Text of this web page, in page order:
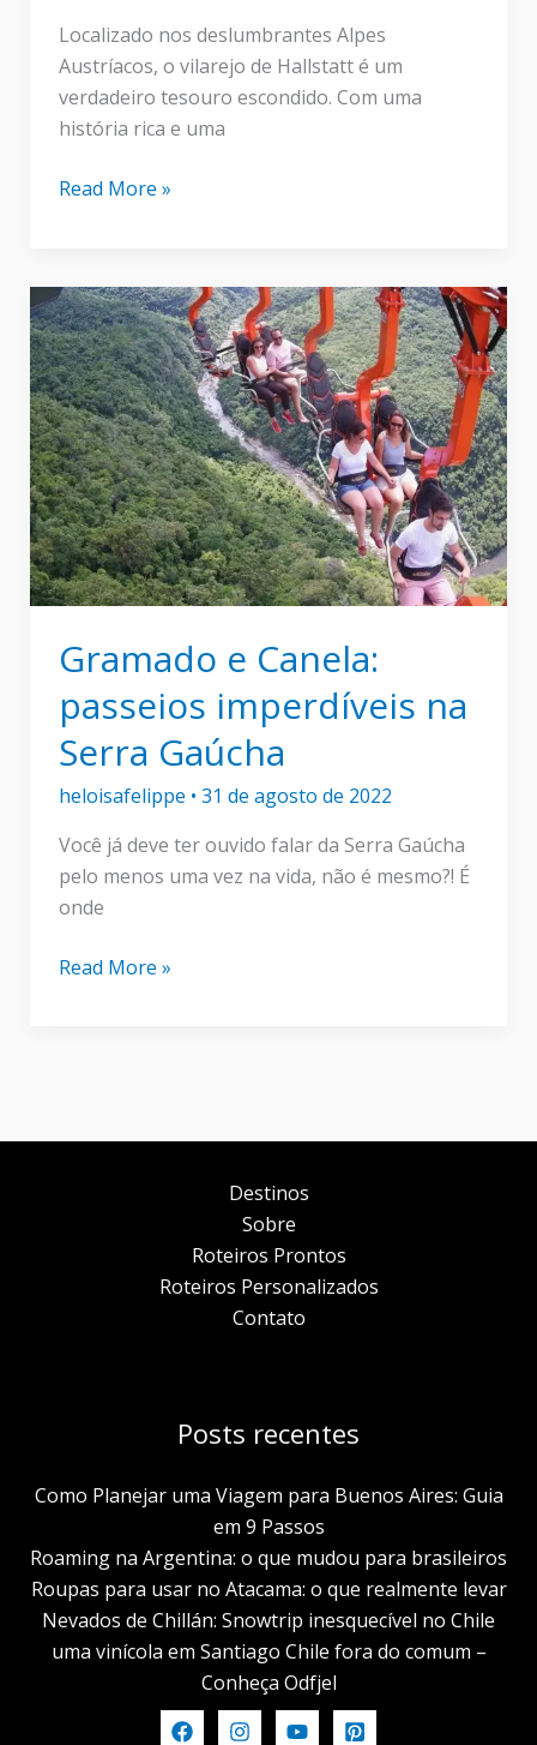
Localizado nos deslumbrantes Alpes
Austríacos, o vilarejo de Hallstatt é um
verdadeiro tesouro escondido. Com uma
história rica e uma
Um
Hallstatt
nos
Alpes
Austríacos
–
O
que
fazer
Read More »
Gramado e Canela:
passeios imperdíveis na
Serra Gaúcha
heloisafelippe • 31 de agosto de 2022
Você já deve ter ouvido falar da Serra Gaúcha
pelo menos uma vez na vida, não é mesmo?! É
onde
Gramado
Read More »
Destinos
Sobre
Roteiros Prontos
Roteiros Personalizados
Contato
Posts recentes
Como Planejar uma Viagem para Buenos Aires: Guia
em 9 Passos
Roaming na Argentina: o que mudou para brasileiros
Roupas para usar no Atacama: o que realmente levar
Nevados de Chillán: Snowtrip inesquecível no Chile
uma vinícola em Santiago Chile fora do comum –
Conheça Odfjel